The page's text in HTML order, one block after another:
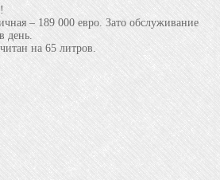
– 189 000 евро. Зато обслуживание
день.
на 65 литров.